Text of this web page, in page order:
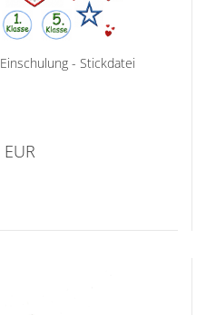
- Stickdatei